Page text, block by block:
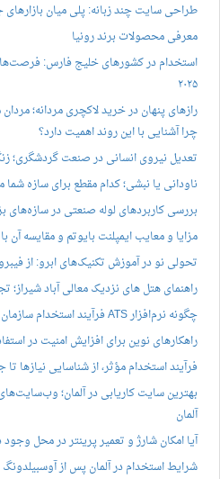
طراحی سایت چند زبانه: پلی میان بازارهای
معرفی محصولات برند رونیا
استخدام در کشورهای خلیج فارس:
۲۰۲۵
رازهای پنهان در خرید لاکچری مردانه؛
چرا آشنایی با این روند اهمیت دارد؟
تعدیل نیروی انسانی در صنعت گردشگری؛
ناودانی یا نبشی؛ کدام مقطع برای سازه
بررسی کاربردهای لوله صنعتی در سازه‌های
مزایا و معایب ایمپلنت بایوتم و مقایسه آن
تحولی نو در آموزش تکنیک‌های ابرو: از
راهنمای هتل های نزدیک معالی آباد شیراز؛
چگونه نرم‌افزار ATS فرآیند استخدام سازمان شما را متحول می‌کند؟
راهکارهای نوین برای افزایش امنیت در
فرآیند استخدام مؤثر، از شناسایی نیازها
بهترین سایت کاریابی در آلمان؛
آلمان
آیا امکان شارژ و تعمیر پرینتر در محل وجود
شرایط استخدام در آلمان پس از